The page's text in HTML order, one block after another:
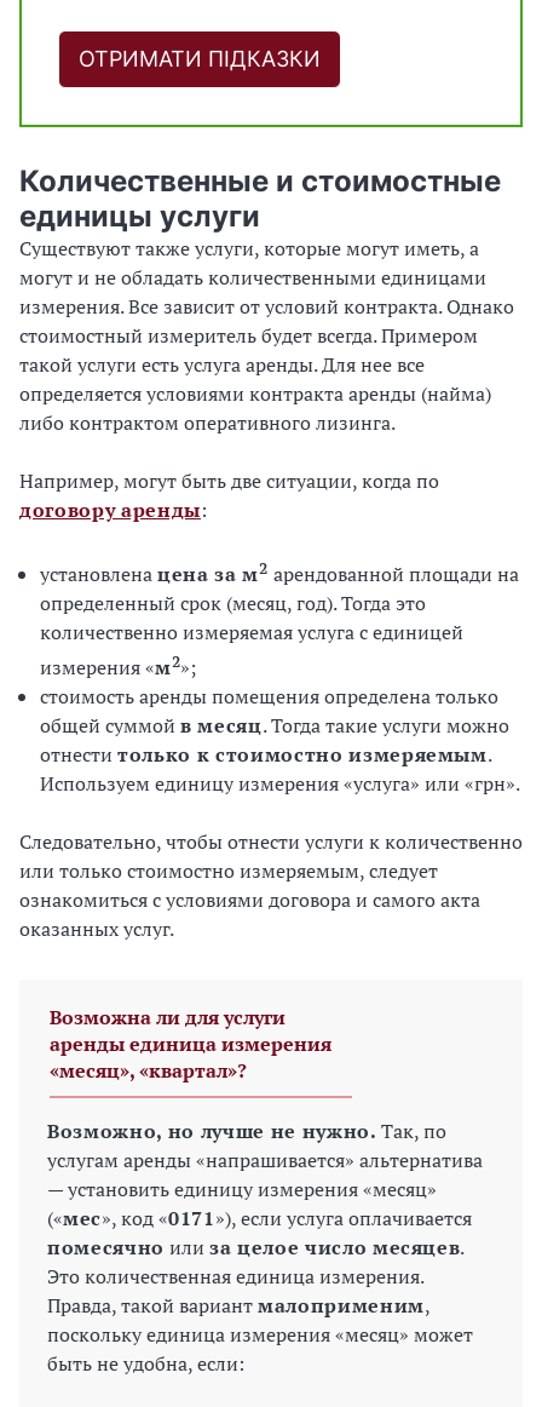
ОТРИМАТИ ПІДКАЗКИ
Количественные и стоимостные
единицы услуги
Существуют также услуги, которые могут иметь, а
могут и не обладать количественными единицами
измерения. Все зависит от условий контракта. Однако
стоимостный измеритель будет всегда. Примером
такой услуги есть услуга аренды. Для нее все
определяется условиями контракта аренды (найма)
либо контрактом оперативного лизинга.
Например, могут быть две ситуации, когда по
договору аренды:
установлена ​​цена за м2 арендованной площади на
определенный срок (месяц, год). Тогда это
количественно измеряемая услуга с единицей
измерения «м2»;
стоимость аренды помещения определена только
общей суммой в месяц. Тогда такие услуги можно
отнести только к стоимостно измеряемым.
Используем единицу измерения «услуга» или «грн».
Следовательно, чтобы отнести услуги к количественно
или только стоимостно измеряемым, следует
ознакомиться с условиями договора и самого акта
оказанных услуг.
Возможна ли для услуги
аренды единица измерения
«месяц», «квартал»?
Возможно, но лучше не нужно.Так, по
услугам аренды «напрашивается» альтернатива
— установить единицу измерения «месяц»
(«мес», код «0171»), если услуга оплачивается
помесячно или за целое число месяцев.
Это количественная единица измерения.
Правда, такой вариантмалоприменим,
поскольку единица измерения «месяц» может
быть не удобна, если: